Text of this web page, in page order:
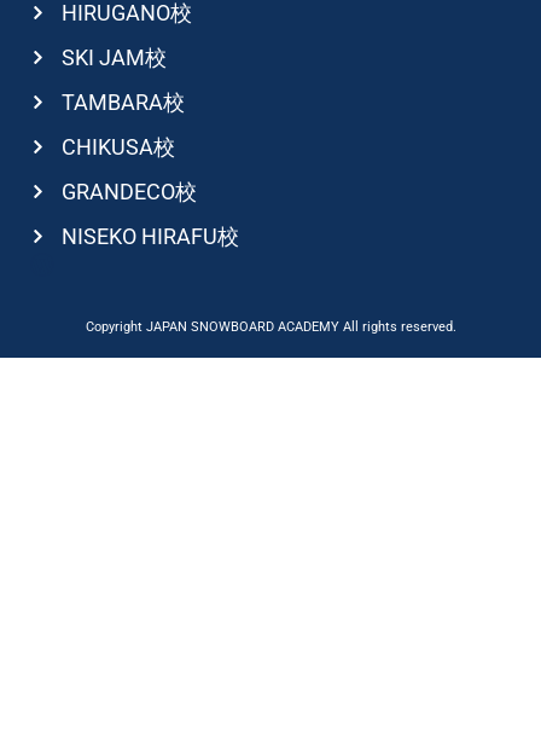
HIRUGANO校
SKI JAM校
TAMBARA校
CHIKUSA校
GRANDECO校
NISEKO HIRAFU校
Copyright JAPAN SNOWBOARD ACADEMY All rights reserved.